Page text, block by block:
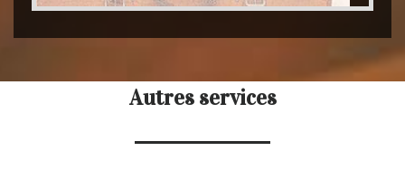
Autres services